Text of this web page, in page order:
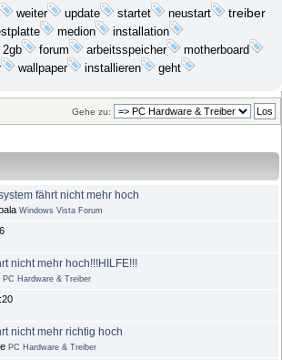
weiter update startet neustart
treiber
medion
installation
2gb forum arbeitsspeicher
motherboard
wallpaper installieren geht
Gehe zu:
fährt nicht mehr hoch
Windows Vista Forum
nicht mehr hoch!!!HILFE!!!
PC Hardware & Treiber
nicht mehr richtig hoch
PC Hardware & Treiber